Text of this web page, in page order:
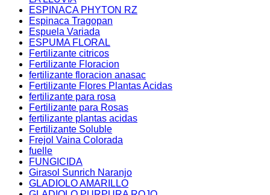
ESPINACA PHYTON RZ
Espinaca Tragopan
Espuela Variada
ESPUMA FLORAL
Fertilizante citricos
Fertilizante Floracion
fertilizante floracion anasac
Fertilizante Flores Plantas Acidas
fertilizante para rosa
Fertilizante para Rosas
fertilizante plantas acidas
Fertilizante Soluble
Frejol Vaina Colorada
fuelle
FUNGICIDA
Girasol Sunrich Naranjo
GLADIOLO AMARILLO